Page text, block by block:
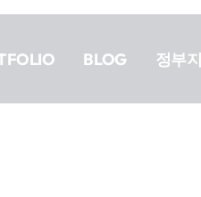
BLOG 정부